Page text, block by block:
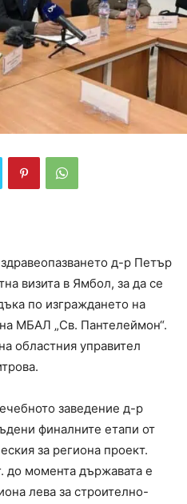
д-р Петър
визита в Ямбол, за да се
по изграждането на
МБАЛ „Св. Пантелеймон“.
областния управител
заведение д-р
финалните етапи от
за региона проект.
до момента държавата е
лева за строително-